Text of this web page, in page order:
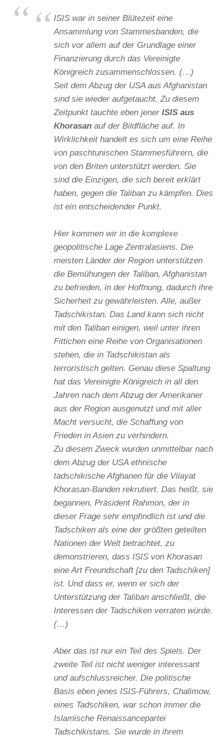
ISIS war in seiner Blütezeit eine
Ansammlung von Stammesbanden, die
sich vor allem auf der Grundlage einer
Finanzierung durch das Vereinigte
Königreich zusammenschlossen. (…)
Seit dem Abzug der USA aus Afghanistan
sind sie wieder aufgetaucht. Zu diesem
Zeitpunkt tauchte eben jener ISIS aus
Khorasan auf der Bildfläche auf. In
Wirklichkeit handelt es sich um eine Reihe
von paschtunischen Stammesführern, die
von den Briten unterstützt werden. Sie
sind die Einzigen, die sich bereit erklärt
haben, gegen die Taliban zu kämpfen. Dies
ist ein entscheidender Punkt.
Hier kommen wir in die komplexe
geopolitische Lage Zentralasiens. Die
meisten Länder der Region unterstützen
die Bemühungen der Taliban, Afghanistan
zu befrieden, in der Hoffnung, dadurch ihre
Sicherheit zu gewährleisten. Alle, außer
Tadschikistan. Das Land kann sich nicht
mit den Taliban einigen, weil unter ihren
Fittichen eine Reihe von Organisationen
stehen, die in Tadschikistan als
terroristisch gelten. Genau diese Spaltung
hat das Vereinigte Königreich in all den
Jahren nach dem Abzug der Amerikaner
aus der Region ausgenutzt und mit aller
Macht versucht, die Schaffung von
Frieden in Asien zu verhindern.
Zu diesem Zweck wurden unmittelbar nach
dem Abzug der USA ethnische
tadschikische Afghanen für die Vilayat
Khorasan-Banden rekrutiert. Das heißt, sie
begannen, Präsident Rahmon, der in
dieser Frage sehr empfindlich ist und die
Tadschiken als eine der größten geteilten
Nationen der Welt betrachtet, zu
demonstrieren, dass ISIS von Khorasan
eine Art Freundschaft [zu den Tadschiken]
ist. Und dass er, wenn er sich der
Unterstützung der Taliban anschließt, die
Interessen der Tadschiken verraten würde.
(…)
Aber das ist nur ein Teil des Spiels. Der
zweite Teil ist nicht weniger interessant
und aufschlussreicher. Die politische
Basis eben jenes ISIS-Führers, Chalimow,
eines Tadschiken, war schon immer die
Islamische Renaissancepartei
Tadschikistans. Sie wurde in ihrem